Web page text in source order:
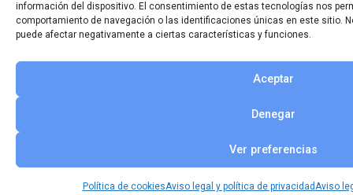
información del dispositivo. El consentimiento de estas tecnologías nos
comportamiento de navegación o las identificaciones únicas en este sitio.
puede afectar negativamente a ciertas características y funciones.
Aceptar
Denegar
Ver preferencias
Política de cookiesAviso legal y política de privacidadAviso